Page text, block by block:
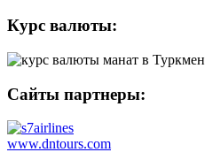
Курс валюты:
Сайты партнеры:
www.dntours.com